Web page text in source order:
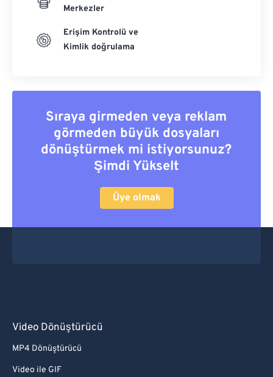
Merkezler
Erişim Kontrolü ve
Kimlik doğrulama
Sıraya girmeden veya reklam
görmeden büyük dosyaları
dönüştürmek mi istiyorsunuz?
Şimdi Yükselt
Üye olmak
Video Dönüştürücü
MP4 Dönüştürücü
Video ile GIF